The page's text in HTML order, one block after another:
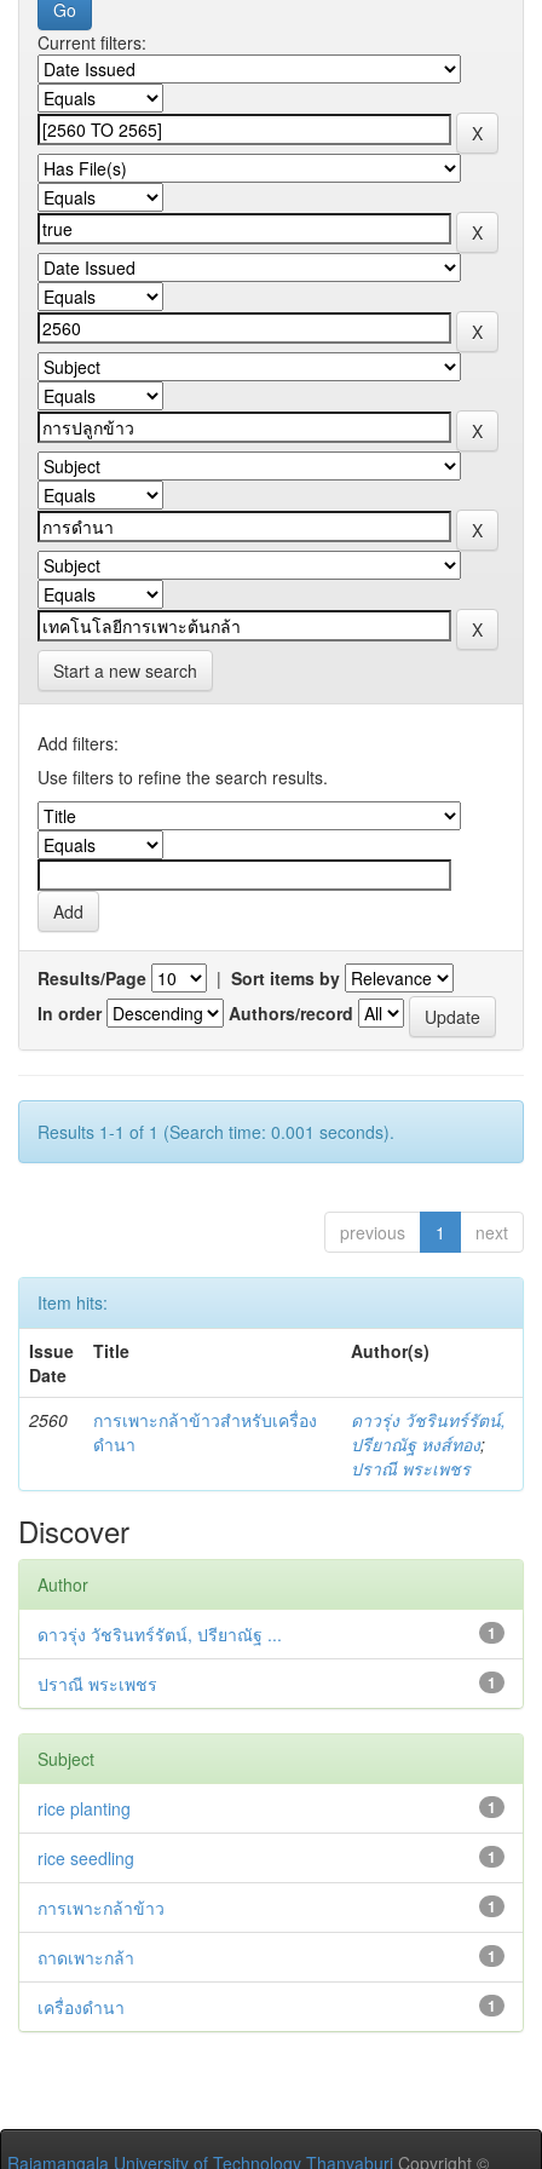
Current filters:
Start a new search
Add filters:
Use filters to refine the search results.
Results/Page | Sort items by
In order
Authors/record
Results 1-1 of 1 (Search time: 0.001 seconds).
previous 1 next
Item hits:
Issue
Date
Title Author(s)
2560
การเพาะกล้าข้าวสำหรับเครื่อง
ดำนา
ดาวรุ่ง วัชรินทร์รัตน์,
ปรียาณัฐ หงส์ทอง;
ปราณี พระเพชร
Discover
Author
1
ดาวรุ่ง วัชรินทร์รัตน์, ปรียาณัฐ ...
1
ปราณี พระเพชร
Subject
1
rice planting
1
rice seedling
1
การเพาะกล้าข้าว
1
ถาดเพาะกล้า
1
เครื่องดำนา
Rajamangala University of Technology Thanyaburi Copyright ©